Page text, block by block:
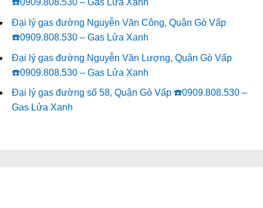
☎️0909.808.530 – Gas Lửa Xanh
Đại lý gas đường Nguyễn Văn Công, Quận Gò Vấp
☎️0909.808.530 – Gas Lửa Xanh
Đại lý gas đường Nguyễn Văn Lượng, Quận Gò Vấp
☎️0909.808.530 – Gas Lửa Xanh
Đại lý gas đường số 58, Quận Gò Vấp ☎️0909.808.530 –
Gas Lửa Xanh